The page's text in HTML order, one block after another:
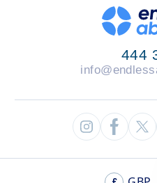
444